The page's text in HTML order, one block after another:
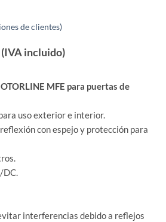
de clientes)
precio
€.
(IVA incluido)
MFE para puertas de
uso exterior e interior.
con espejo y protección para
DC.
interferencias debido a reflejos